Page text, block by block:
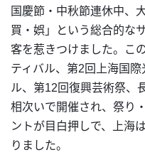
国慶節・中秋節連休中、
買・娯」という総合的な
客を惹きつけました。こ
ティバル、第2回上海国
ル、第12回復興芸術祭、
相次いで開催され、祭り
ントが目白押しで、上海
りました。